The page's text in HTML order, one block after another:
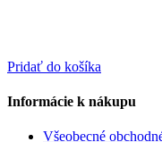
Pridať do košíka
Informácie k nákupu
Všeobecné